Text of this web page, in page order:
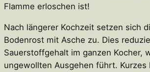
Flamme erloschen ist!
Nach längerer Kochzeit setzen sich
Bodenrost mit Asche zu. Dies
Sauerstoffgehalt im ganzen Kocher,
ungewollten Ausgehen führt. Kurzes